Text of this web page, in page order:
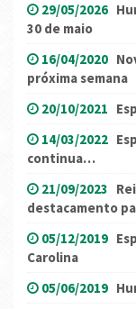
29/05/2026
30 de maio
16/04/2020
próxima semana
20/10/2021
14/03/2022
continua…
21/09/2023
destacamento
05/12/2019
Carolina
05/06/2019